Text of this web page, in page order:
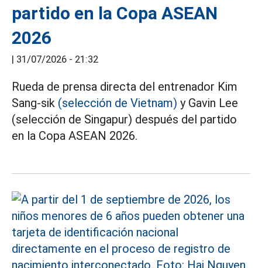
partido en la Copa ASEAN
2026
| 31/07/2026 - 21:32
Rueda de prensa directa del entrenador Kim
Sang-sik (selección de Vietnam) y Gavin Lee
(selección de Singapur) después del partido
en la Copa ASEAN 2026.